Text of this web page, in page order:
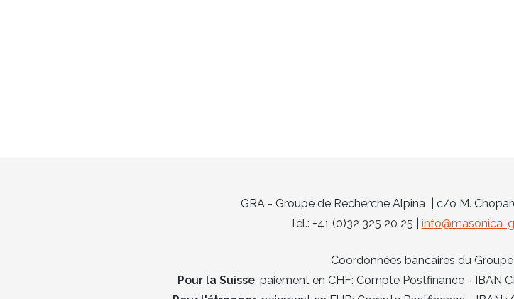
GRA - Groupe de Recherche Alpina | c/o M.
Tél.: +41 (0)32 325 20 25 | info@masonica-
Coordonnées bancaires du
Pour la Suisse, paiement en CHF: Compte Postfinance - IBAN